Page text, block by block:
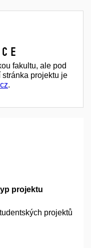
fakultu, ale pod
stránka projektu je
.
projektu
projektů